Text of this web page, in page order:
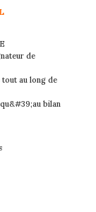
de
tout au long de
bilan